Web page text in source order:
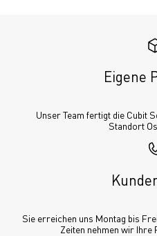
Eigene
Unser Team fertigt die Cubit
Standort
Sie erreichen uns Montag bis
Zeiten nehmen wir Ihre